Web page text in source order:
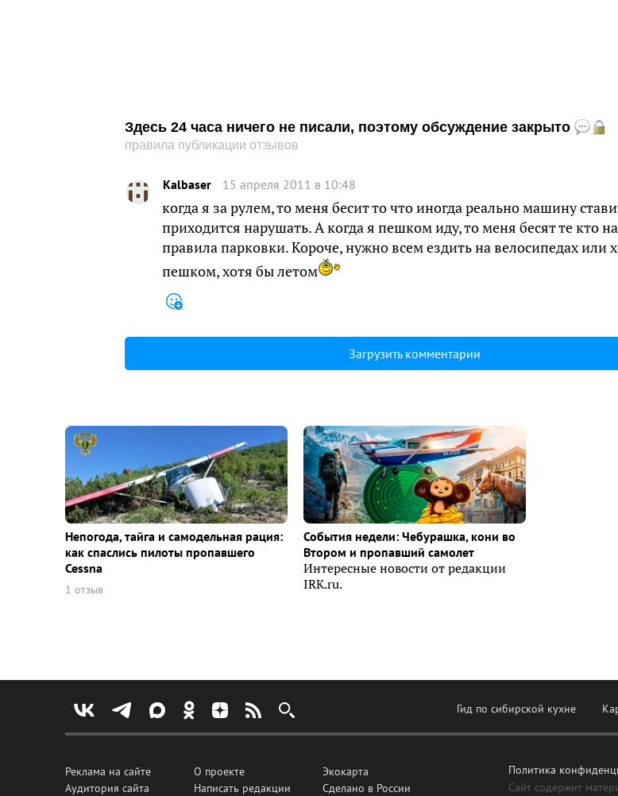
Здесь 24 часа ничего не писали, поэтому обсуждение закрыто
правила публикации отзывов
Kalbaser 15 апреля 2011 в 10:48
когда я за рулем, то меня бесит то что иногда реально машину
приходится нарушать. А когда я пешком иду, то меня бесят те кто
правила парковки. Короче, нужно всем ездить на велосипедах или
пешком, хотя бы летом
Загрузить комментарии
Непогода, тайга и самодельная рация:
как спаслись пилоты пропавшего
Cessna
1 отзыв
События недели: Чебурашка, кони во
Втором и пропавший самолет
Интересные новости от редакции
IRK.ru.
Гид по сибирской кухне
Реклама на сайте
Аудитория сайта
О проекте
Написать редакции
Экокарта
Сделано в России
Политика
Сайт содержит